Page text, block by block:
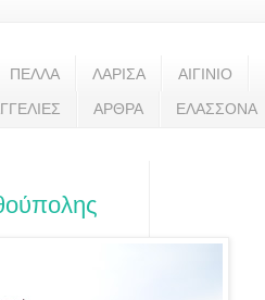
ΠΕΛΛΑ ΛΑΡΙΣΑ ΑΙΓΙΝΙΟ
ΑΡΘΡΑ ΕΛΑΣΣΟΝΑ